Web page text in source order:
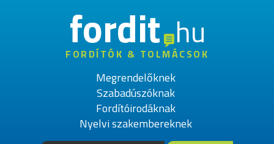
fordithu
FORDÍTÓK & TOLMÁCSOK
Megrendelőknek
Szabadúszóknak
Fordítóirodáknak
Nyelvi szakembereknek